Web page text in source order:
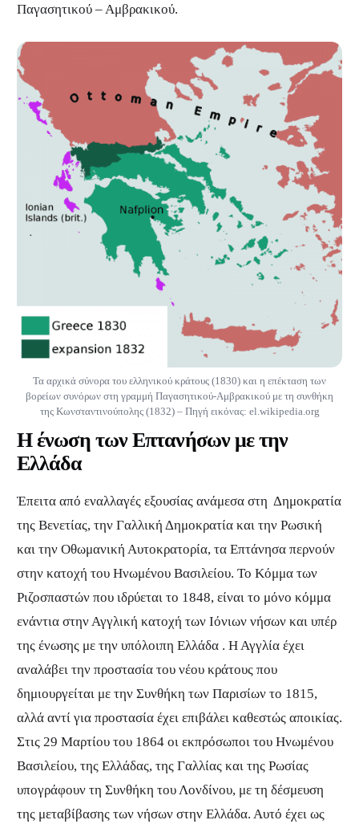
Παγασητικού – Αμβρακικού.
Τα αρχικά σύνορα του ελληνικού κράτους (1830) και η επέκταση των
βορείων συνόρων στη γραμμή Παγασητικού-Αμβρακικού με τη συνθήκη
της Κωνσταντινούπολης (1832) – Πηγή εικόνας: el.wikipedia.org
Η ένωση των Επτανήσων με την
Ελλάδα
Έπειτα από εναλλαγές εξουσίας ανάμεσα στη Δημοκρατία
της Βενετίας, την Γαλλική Δημοκρατία και την Ρωσική
και την Οθωμανική Αυτοκρατορία, τα Επτάνησα περνούν
στην κατοχή του Ηνωμένου Βασιλείου. Το Κόμμα των
Ριζοσπαστών που ιδρύεται το 1848, είναι το μόνο κόμμα
ενάντια στην Αγγλική κατοχή των Ιόνιων νήσων και υπέρ
της ένωσης με την υπόλοιπη Ελλάδα . Η Αγγλία έχει
αναλάβει την προστασία του νέου κράτους που
δημιουργείται με την Συνθήκη των Παρισίων το 1815,
αλλά αντί για προστασία έχει επιβάλει καθεστώς αποικίας.
Στις 29 Μαρτίου του 1864 οι εκπρόσωποι του Ηνωμένου
Βασιλείου, της Ελλάδας, της Γαλλίας και της Ρωσίας
υπογράφουν τη Συνθήκη του Λονδίνου, με τη δέσμευση
της μεταβίβασης των νήσων στην Ελλάδα. Αυτό έχει ως